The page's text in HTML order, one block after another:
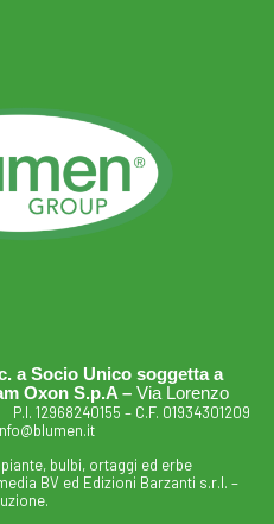
a Socio Unico soggetta a
Oxon S.p.A – Via Lorenzo
P.I. 12968240155 – C.F. 01934301209
bulbi, ortaggi ed erbe
BV ed Edizioni Barzanti s.r.l. –